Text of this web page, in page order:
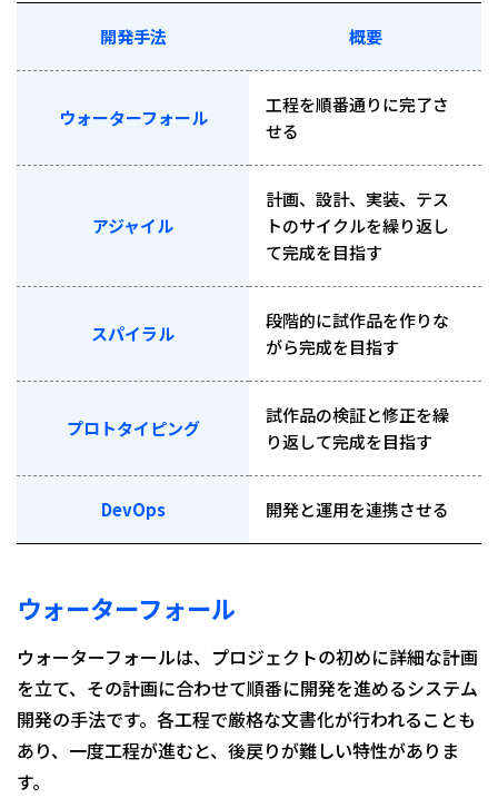
開発手法 概要
ウォーターフォール
工程を順番通りに完了さ
せる
アジャイル
計画、設計、実装、テス
トのサイクルを繰り返し
て完成を目指す
スパイラル
段階的に試作品を作りな
がら完成を目指す
プロトタイピング
試作品の検証と修正を繰
り返して完成を目指す
DevOps 開発と運用を連携させる
ウォーターフォール
ウォーターフォールは、プロジェクトの初めに詳細な計画
を立て、その計画に合わせて順番に開発を進めるシステム
開発の手法です。各工程で厳格な文書化が行われることも
あり、一度工程が進むと、後戻りが難しい特性がありま
す。